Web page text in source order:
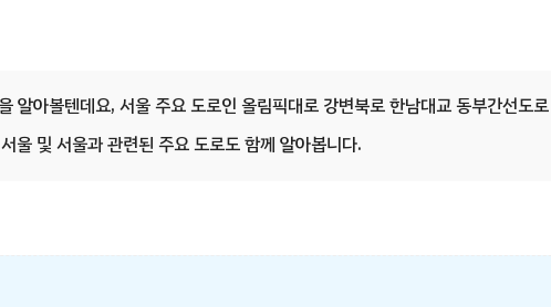
알아볼텐데요, 서울 주요 도로인 올림픽대로 강변북로 한남대교 동부간선도로
울 및 서울과 관련된 주요 도로도 함께 알아봅니다.